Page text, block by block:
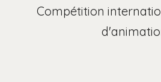
Compétition